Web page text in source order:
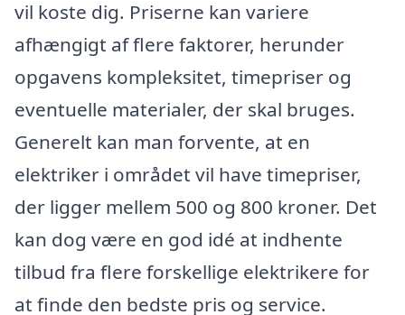
vil koste dig. Priserne kan variere
afhængigt af flere faktorer, herunder
opgavens kompleksitet, timepriser og
eventuelle materialer, der skal bruges.
Generelt kan man forvente, at en
elektriker i området vil have timepriser,
der ligger mellem 500 og 800 kroner. Det
kan dog være en god idé at indhente
tilbud fra flere forskellige elektrikere for
at finde den bedste pris og service.